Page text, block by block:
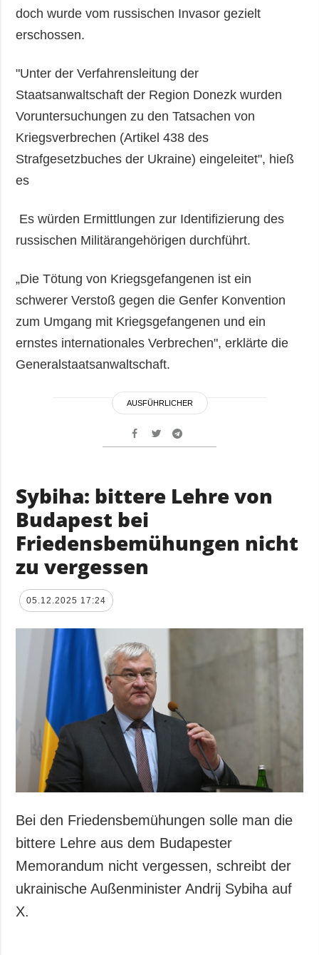
doch wurde vom russischen Invasor gezielt
erschossen.
"Unter der Verfahrensleitung der
Staatsanwaltschaft der Region Donezk wurden
Voruntersuchungen zu den Tatsachen von
Kriegsverbrechen (Artikel 438 des
Strafgesetzbuches der Ukraine) eingeleitet", hieß
es
Es würden Ermittlungen zur Identifizierung des
russischen Militärangehörigen durchführt.
„Die Tötung von Kriegsgefangenen ist ein
schwerer Verstoß gegen die Genfer Konvention
zum Umgang mit Kriegsgefangenen und ein
ernstes internationales Verbrechen", erklärte die
Generalstaatsanwaltschaft.
AUSFÜHRLICHER
Sybiha: bittere Lehre von
Budapest bei
Friedensbemühungen nicht
zu vergessen
05.12.2025 17:24
Bei den Friedensbemühungen solle man die
bittere Lehre aus dem Budapester
Memorandum nicht vergessen, schreibt der
ukrainische Außenminister Andrij Sybiha auf
X.